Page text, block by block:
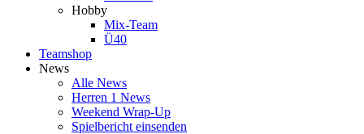
Hobby
Mix-Team
Ü40
Teamshop
News
Alle News
Herren 1 News
Weekend Wrap-Up
Spielbericht einsenden